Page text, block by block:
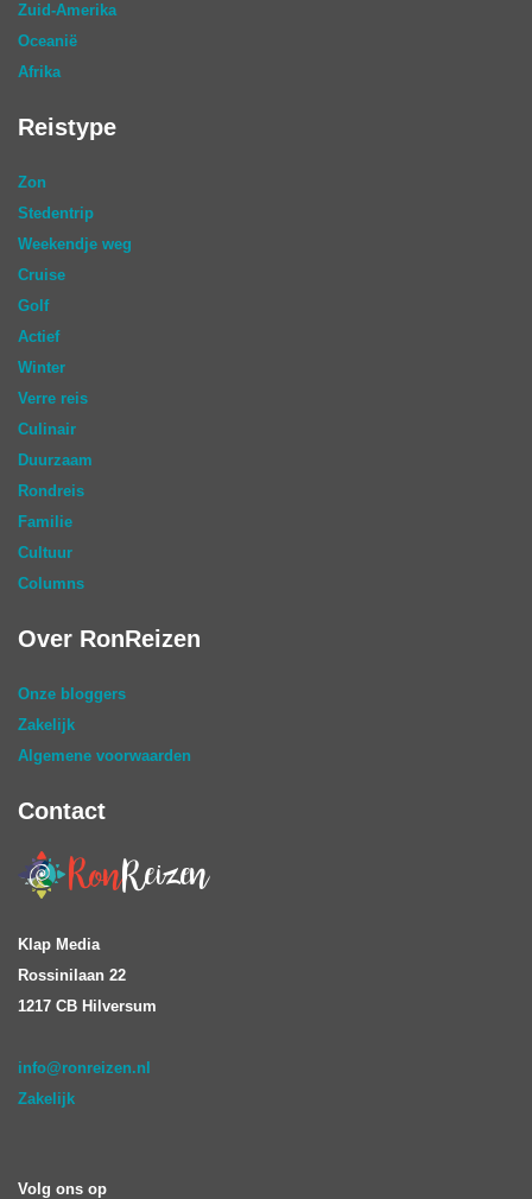
Zuid-Amerika
Oceanië
Afrika
Reistype
Zon
Stedentrip
Weekendje weg
Cruise
Golf
Actief
Winter
Verre reis
Culinair
Duurzaam
Rondreis
Familie
Cultuur
Columns
Over RonReizen
Onze bloggers
Zakelijk
Algemene voorwaarden
Contact
Klap Media
Rossinilaan 22
1217 CB Hilversum
info@ronreizen.nl
Zakelijk
Volg ons op